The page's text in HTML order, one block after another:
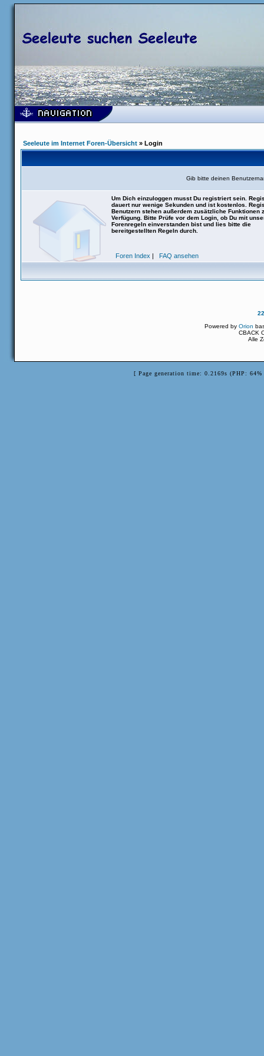
Seeleute im Internet Foren-Übersicht » Login
Gib bitte deinen
Um Dich einzuloggen musst Du registriert sein.
dauert nur wenige Sekunden und ist kostenlos.
Benutzern stehen außerdem zusätzliche Funktionen
Verfügung. Bitte Prüfe vor dem Login, ob Du mit
Forenregeln einverstanden bist und lies bitte die
bereitgestellten Regeln durch.
Foren Index | FAQ ansehen
Powered byOrion
CBACK
Alle
[ Page generation time: 0.2169s (PHP: